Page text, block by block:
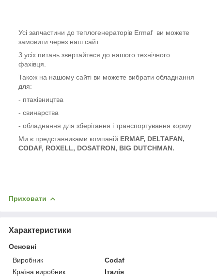
Усі запчастини до теплогенераторів Ermaf ви можете
замовити через наш сайт
З усіх питань звертайтеся до нашого технічного
фахівця.
Також на нашому сайті ви можете вибрати обладнання
для:
- птахівництва
- свинарства
- обладнання для зберігання і транспортування корму
Ми є представниками компаній ERMAF, DELTAFAN,
CODAF, ROXELL, DOSATRON, BIG DUTCHMAN.
Приховати
Характеристики
Основні
Виробник
Codaf
Країна виробник
Італія